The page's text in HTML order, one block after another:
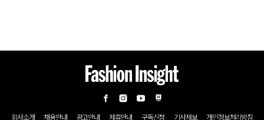
회사소개 채용안내 광고안내 제휴안내 구독신청 기사제보 개인정보처리방침